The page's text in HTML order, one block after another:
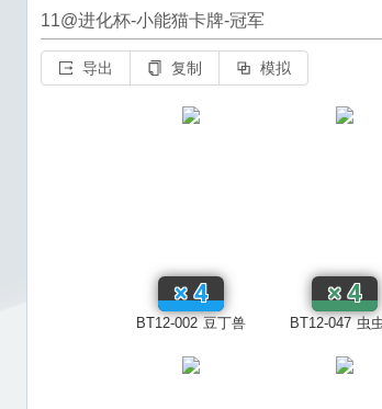
11@进化杯-小能猫卡牌-冠军
导出 复制 模拟
BT12-002 豆丁兽
×4
BT12-047 虫
×4